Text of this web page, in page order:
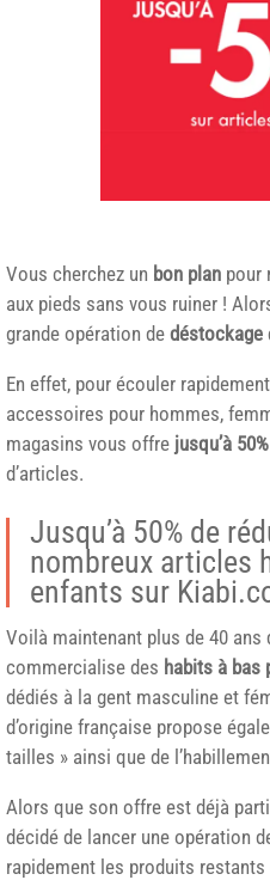
Vous cherchez un bon plan pour
aux pieds sans vous ruiner !
grande opération de déstockage
En effet, pour écouler
accessoires pour hommes,
magasins vous offre jusqu’à
d’articles.
Jusqu’à 50% de
nombreux articles
enfants sur
Voilà maintenant plus de 40 ans
commercialise des habits à bas
dédiés à la gent masculine et
d’origine française propose
tailles » ainsi que de
Alors que son offre est déjà
décidé de lancer une opération
rapidement les produits